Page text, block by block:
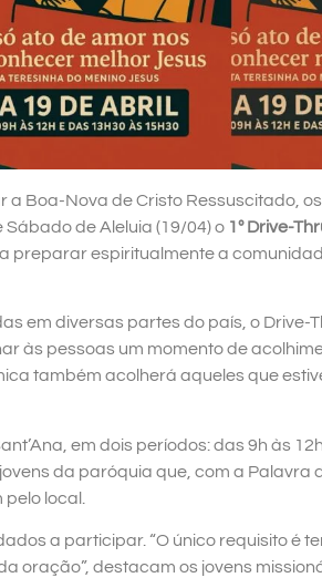
Boa-Nova de Cristo Ressuscitado,
de Aleluia (19/04) o 1º Drive-
preparar espiritualmente a
em diversas partes do país, o Drive-
às pessoas um momento de
também acolherá aqueles que
em dois períodos: das 9h às
da paróquia que, com a Palavra
local.
a participar. “O único requisito é
oração”, destacam os jovens